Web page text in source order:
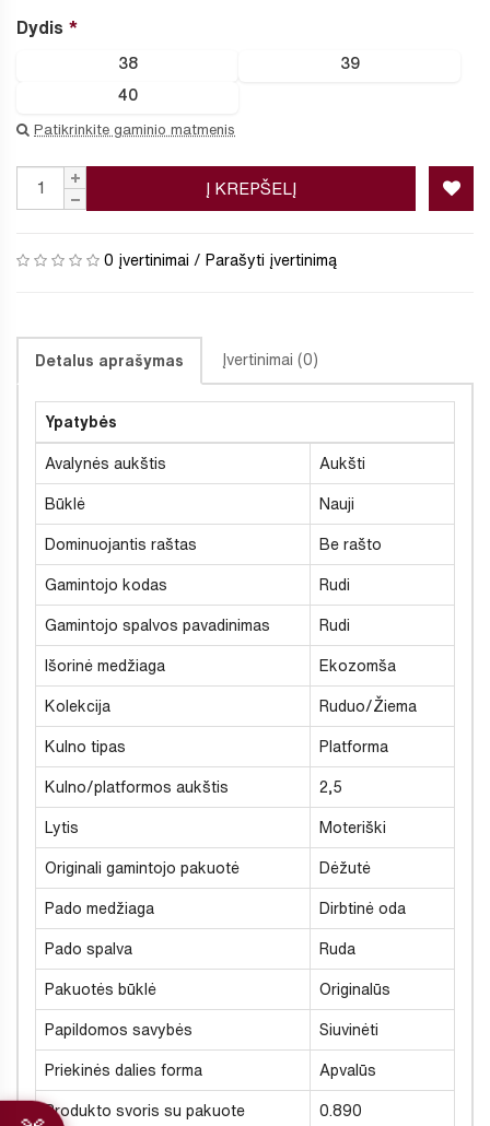
Dydis
38 39
40
Patikrinkite gaminio matmenis
Į KREPŠELĮ
0 įvertinimai / Parašyti įvertinimą
Detalus aprašymas Įvertinimai (0)
Ypatybės
Avalynės aukštis Aukšti
Būklė Nauji
Dominuojantis raštas Be rašto
Gamintojo kodas Rudi
Gamintojo spalvos pavadinimas Rudi
Išorinė medžiaga Ekozomša
Kolekcija Ruduo/Žiema
Kulno tipas Platforma
Kulno/platformos aukštis 2,5
Lytis Moteriški
Originali gamintojo pakuotė Dėžutė
Pado medžiaga Dirbtinė oda
Pado spalva Ruda
Pakuotės būklė Originalūs
Papildomos savybės Siuvinėti
Priekinės dalies forma Apvalūs
Produkto svoris su pakuote 0.890